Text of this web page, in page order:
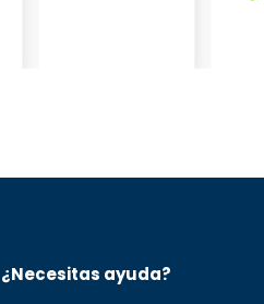
¿Necesitas ayuda?